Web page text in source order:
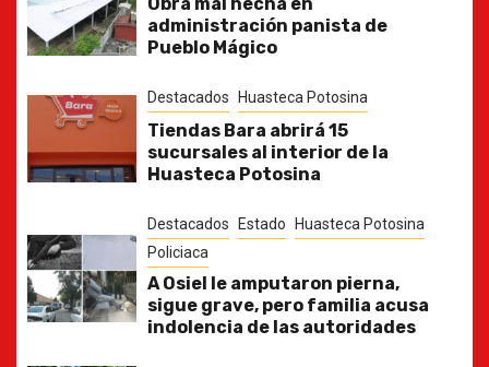
Obra mal hecha en
administración panista de
Pueblo Mágico
Destacados Huasteca Potosina
Tiendas Bara abrirá 15
sucursales al interior de la
Huasteca Potosina
Destacados Estado
Huasteca Potosina
Policiaca
A Osiel le amputaron pierna,
sigue grave, pero familia acusa
indolencia de las autoridades